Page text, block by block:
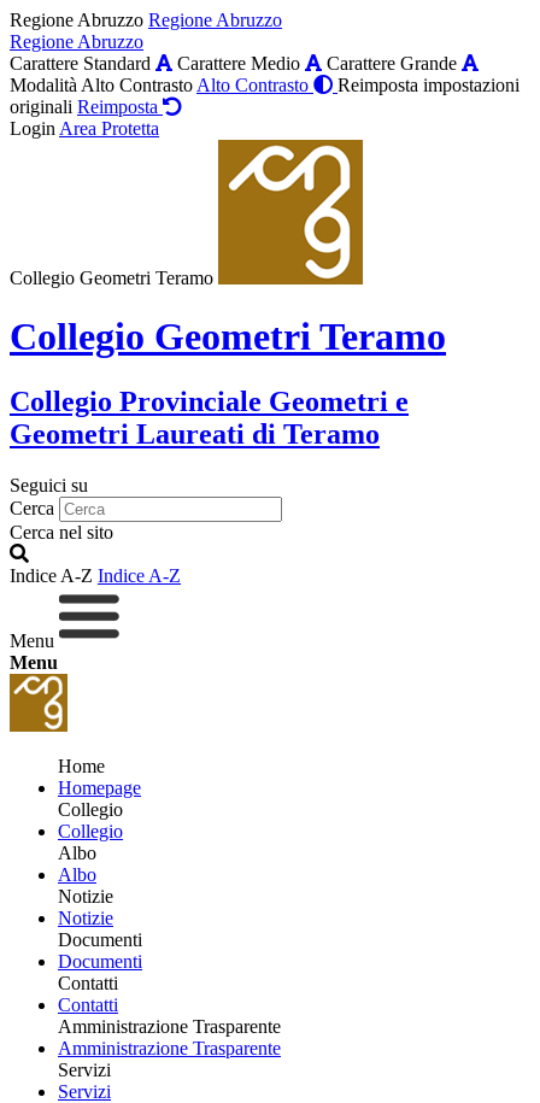
Regione Abruzzo Regione Abruzzo
Regione Abruzzo
Carattere Standard
Carattere Medio
Carattere Grande
Modalità Alto Contrasto Alto Contrasto
Reimposta impostazioni
originali Reimposta
Login Area Protetta
Collegio Geometri Teramo
Collegio Geometri Teramo
Collegio Provinciale Geometri e
Geometri Laureati di Teramo
Seguici su
Cerca
Cerca nel sito
Indice A-Z Indice A-Z
Menu
Menu
Home
Homepage
Collegio
Collegio
Albo
Albo
Notizie
Notizie
Documenti
Documenti
Contatti
Contatti
Amministrazione Trasparente
Amministrazione Trasparente
Servizi
Servizi